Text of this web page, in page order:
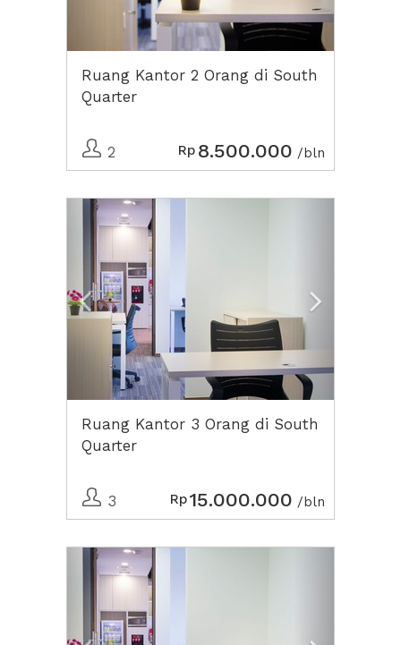
Ruang Kantor 2 Orang di South
Quarter
2 Rp 8.500.000 /bln
Previous
Ruang Kantor 3 Orang di South
Quarter
3 Rp15.000.000 /bln
Previous